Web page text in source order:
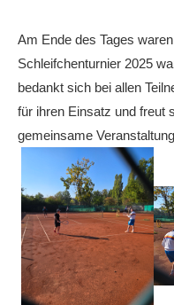
4-Städte-Turnier
Unternehmer-Cup 2026
5. Kreismeisterschaften
Jugend 2026
Vereinsturniere 2026
Am Ende des Tages
Schleifchenturnier 2025
bedankt sich bei allen
für ihren Einsatz und freut
gemeinsame